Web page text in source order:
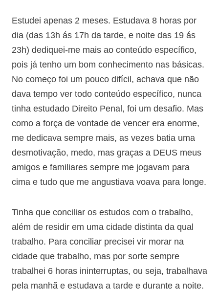
Estudei apenas 2 meses. Estudava 8 horas por
dia (das 13h ás 17h da tarde, e noite das 19 ás
23h) dediquei-me mais ao conteúdo específico,
pois já tenho um bom conhecimento nas básicas.
No começo foi um pouco difícil, achava que não
dava tempo ver todo conteúdo específico, nunca
tinha estudado Direito Penal, foi um desafio. Mas
como a força de vontade de vencer era enorme,
me dedicava sempre mais, as vezes batia uma
desmotivação, medo, mas graças a DEUS meus
amigos e familiares sempre me jogavam para
cima e tudo que me angustiava voava para longe.
Tinha que conciliar os estudos com o trabalho,
além de residir em uma cidade distinta da qual
trabalho. Para conciliar precisei vir morar na
cidade que trabalho, mas por sorte sempre
trabalhei 6 horas ininterruptas, ou seja, trabalhava
pela manhã e estudava a tarde e durante a noite.